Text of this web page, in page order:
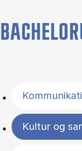
Kultur og